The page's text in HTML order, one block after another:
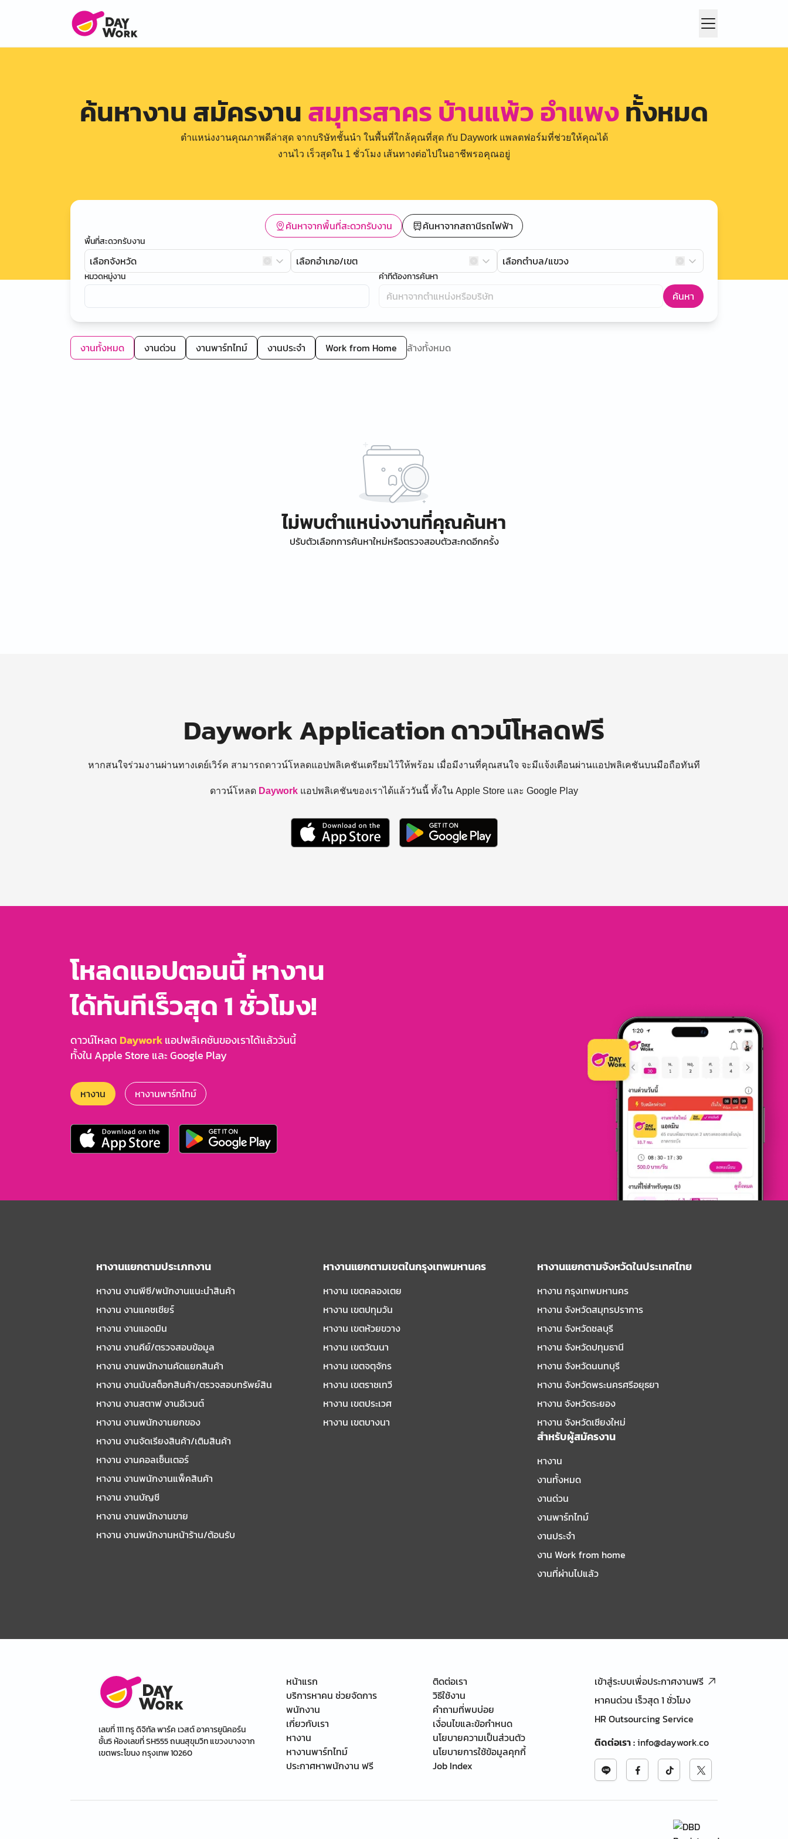
ค้นหางาน สมัครงานสมุทรสาคร บ้านแพ้ว อำแพงทั้งหมด
ตำแหน่งงานคุณภาพดีล่าสุด จากบริษัทชั้นนำ ในพื้นที่ใกล้คุณที่สุด กับ Daywork แพลตฟอร์มที่ช่วยให้คุณได้
งานไว เร็วสุดใน 1 ชั่วโมง เส้นทางต่อไปในอาชีพรอคุณอยู่
ค้นหาจากพื้นที่สะดวกรับงาน ค้นหาจากสถานีรถไฟฟ้า
พื้นที่สะดวกรับงาน
เลือกจังหวัด เลือกอำเภอ/เขต เลือกตำบล/แขวง
หมวดหมู่งาน คำที่ต้องการค้นหา
ค้นหา
งานทั้งหมด งานด่วน งานพาร์ทไทม์ งานประจำ Work from Home ล้างทั้งหมด
ไม่พบตำแหน่งงานที่คุณค้นหา
ปรับตัวเลือกการค้นหาใหม่หรือตรวจสอบตัวสะกดอีกครั้ง
Daywork Application ดาวน์โหลดฟรี
หากสนใจร่วมงานผ่านทางเดย์เวิร์ค สามารถดาวน์โหลดแอปพลิเคชันเตรียมไว้ให้พร้อม เมื่อมีงานที่คุณสนใจ จะมีแจ้งเตือนผ่านแอปพลิเคชันบนมือถือทันที
ดาวน์โหลด Daywork แอปพลิเคชันของเราได้แล้ววันนี้ ทั้งใน Apple Store และ Google Play
โหลดแอปตอนนี้ หางาน
ได้ทันทีเร็วสุด 1 ชั่วโมง!
ดาวน์โหลด Dayworkแอปพลิเคชันของเราได้แล้ววันนี้
ทั้งใน Apple Store และ Google Play
หางาน หางานพาร์ทไทม์
หางานแยกตามประเภทงาน
หางาน งานพีซี/พนักงานแนะนําสินค้า
หางาน งานแคชเชียร์
หางาน งานแอดมิน
หางาน งานคีย์/ตรวจสอบข้อมูล
หางาน งานพนักงานคัดแยกสินค้า
หางาน งานนับสต็อกสินค้า/ตรวจสอบทรัพย์สิน
หางาน งานสตาฟ งานอีเวนต์
หางาน งานพนักงานยกของ
หางาน งานจัดเรียงสินค้า/เติมสินค้า
หางาน งานคอลเซ็นเตอร์
หางาน งานพนักงานแพ็คสินค้า
หางาน งานบัญชี
หางาน งานพนักงานขาย
หางาน งานพนักงานหน้าร้าน/ต้อนรับ
หางานแยกตามเขตในกรุงเทพมหานคร
หางาน เขตคลองเตย
หางาน เขตปทุมวัน
หางาน เขตห้วยขวาง
หางาน เขตวัฒนา
หางาน เขตจตุจักร
หางาน เขตราชเทวี
หางาน เขตประเวศ
หางาน เขตบางนา
หางานแยกตามจังหวัดในประเทศไทย
หางาน กรุงเทพมหานคร
หางาน จังหวัดสมุทรปราการ
หางาน จังหวัดชลบุรี
หางาน จังหวัดปทุมธานี
หางาน จังหวัดนนทบุรี
หางาน จังหวัดพระนครศรีอยุธยา
หางาน จังหวัดระยอง
หางาน จังหวัดเชียงใหม่
สำหรับผู้สมัครงาน
หางาน
งานทั้งหมด
งานด่วน
งานพาร์ทไทม์
งานประจำ
งาน Work from home
งานที่ผ่านไปแล้ว
เลขที่ 111 ทรู ดิจิทัล พาร์ค เวสต์ อาคารยูนิคอร์น
ชั้น5 ห้องเลขที่ SH555 ถนนสุขุมวิท แขวงบางจาก
เขตพระโขนง กรุงเทพ 10260
หน้าแรก
บริการหาคน ช่วยจัดการ
พนักงาน
เกี่ยวกับเรา
หางาน
หางานพาร์ทไทม์
ประกาศหาพนักงาน ฟรี
ติดต่อเรา
วิธีใช้งาน
คำถามที่พบบ่อย
เงื่อนไขและข้อกำหนด
นโยบายความเป็นส่วนตัว
นโยบายการใช้ข้อมูลคุกกี้
Job Index
เข้าสู่ระบบเพื่อประกาศงานฟรี
หาคนด่วน เร็วสุด 1 ชั่วโมง
HR Outsourcing Service
ติดต่อเรา:info@daywork.co